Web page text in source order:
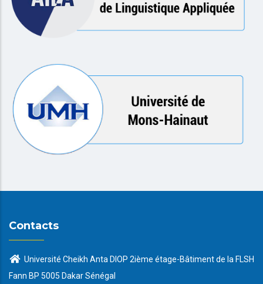
Contacts
Université Cheikh Anta DIOP 2ième étage-Bâtiment de la FLSH
Fann BP 5005 Dakar Sénégal